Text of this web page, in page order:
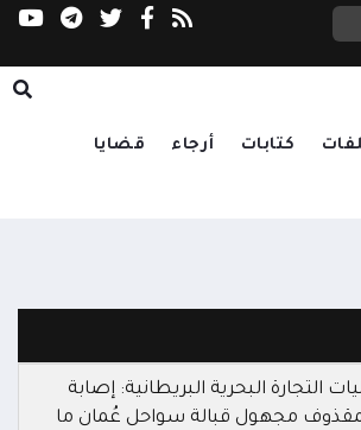
القوات المسلحة تنفذ رداً عسكرياً موحداً على
كتابات أرجاء قضايا
التجارة البحرية البريطانية: إصابة
مجهول قبالة سواحل عُمان ما